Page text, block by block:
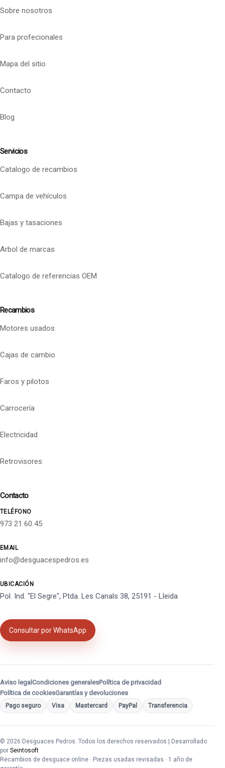
Sobre nosotros
Para profecionales
Mapa del sitio
Contacto
Blog
Servicios
Catalogo de recambios
Campa de vehículos
Bajas y tasaciones
Arbol de marcas
Catalogo de referencias OEM
Recambios
Motores usados
Cajas de cambio
Faros y pilotos
Carrocería
Electricidad
Retrovisores
Contacto
TELÉFONO
973 21 60 45
EMAIL
info@desguacespedros.es
UBICACIÓN
Pol. Ind. "El Segre", Ptda. Les Canals 38, 25191 - Lleida
Consultar por WhatsApp
Aviso legal Condiciones generalesPolítica de privacidad
Política de cookiesGarantías y devoluciones
Pago seguro Visa Mastercard PayPal Transferencia
© 2026 Desguaces Pedros. Todos los derechos reservados | Desarrollado
por Seintosoft
Recambios de desguace online · Piezas usadas revisadas · 1 año de